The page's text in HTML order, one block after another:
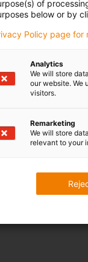
of
below or by
Policy page for
Analytics
We will store
our website. We
visitors.
Remarketing
We will store
relevant to your